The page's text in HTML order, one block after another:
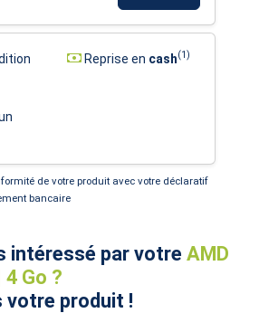
Reprise en cash(1)
de votre produit avec votre déclaratif
bancaire
intéressé par votre AMD
4 Go ?
votre produit !